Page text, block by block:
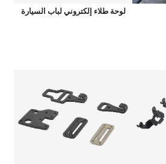
لوحة طلاء إلكتروني لباب السيارة